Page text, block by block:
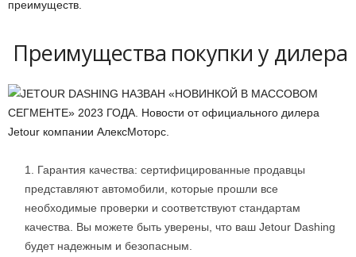
преимуществ.
Преимущества покупки у дилера
Гарантия качества: сертифицированные продавцы
представляют автомобили, которые прошли все
необходимые проверки и соответствуют стандартам
качества. Вы можете быть уверены, что ваш Jetour Dashing
будет надежным и безопасным.